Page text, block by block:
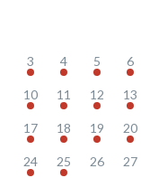
3 4 5 6
10 11 12 13
17 18 19 20
24 25 26 27